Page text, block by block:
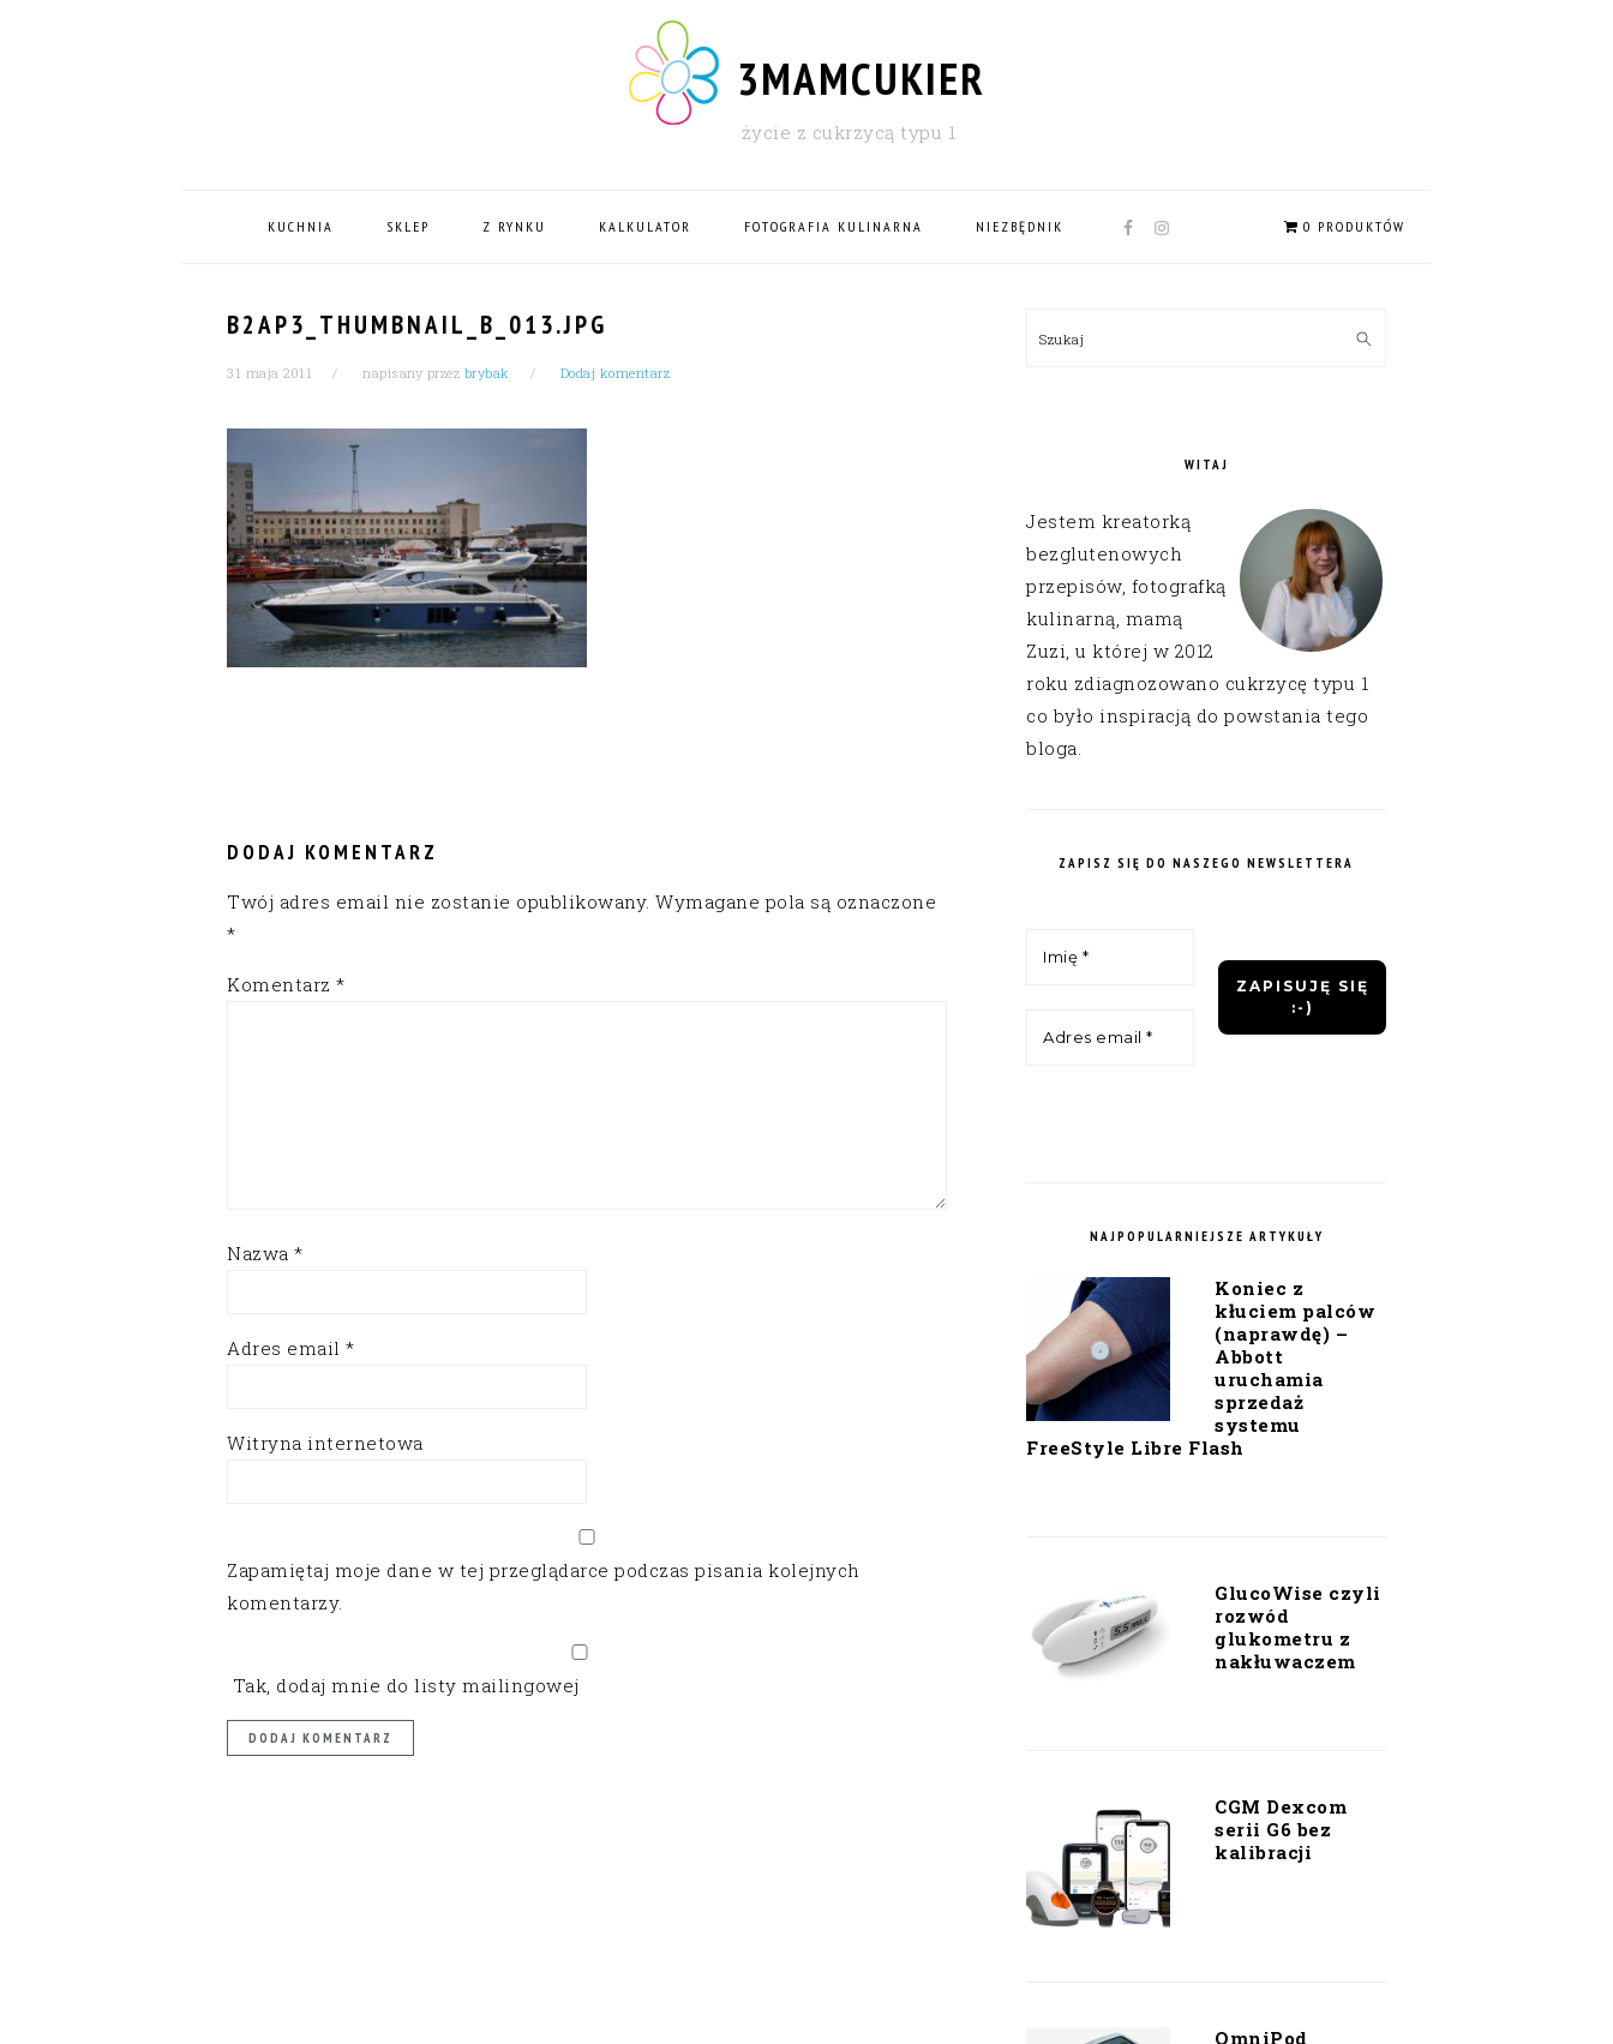
3MAMCUKIER
życie z cukrzycą typu 1
KUCHNIA SKLEP Z RYNKU KALKULATOR FOTOGRAFIA KULINARNA NIEZBĘDNIK
NAV
0 PRODUKTÓW
B2AP3_THUMBNAIL_B_013.JPG
31 maja 2011 napisany przez brybak Dodaj komentarz
DODAJ KOMENTARZ
Twój adres email nie zostanie opublikowany. Wymagane pola są oznaczone
*
Komentarz *
Nazwa *
Adres email *
Witryna internetowa
Zapamiętaj moje dane w tej przeglądarce podczas pisania kolejnych
komentarzy.
Tak, dodaj mnie do listy mailingowej
SIDEBAR
Szukaj
WITAJ
Jestem kreatorką
bezglutenowych
przepisów, fotografką
kulinarną, mamą
Zuzi, u której w 2012
roku zdiagnozowano cukrzycę typu 1
co było inspiracją do powstania tego
bloga.
ZAPISZ SIĘ DO NASZEGO NEWSLETTERA
NAJPOPULARNIEJSZE ARTYKUŁY
Koniec z
kłuciem palców
(naprawdę) –
Abbott
uruchamia
sprzedaż
systemu
FreeStyle Libre Flash
GlucoWise czyli
rozwód
glukometru z
nakłuwaczem
CGM Dexcom
serii G6 bez
kalibracji
OmniPod